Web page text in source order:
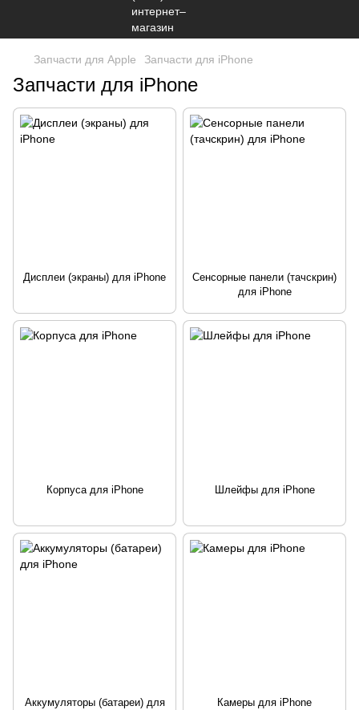
Запчасти для Apple Запчасти для iPhone
Запчасти для iPhone
Дисплеи (экраны) для iPhone
Сенсорные панели (тачскрин)
для iPhone
Корпуса для iPhone Шлейфы для iPhone
Аккумуляторы (батареи) для
Камеры для iPhone